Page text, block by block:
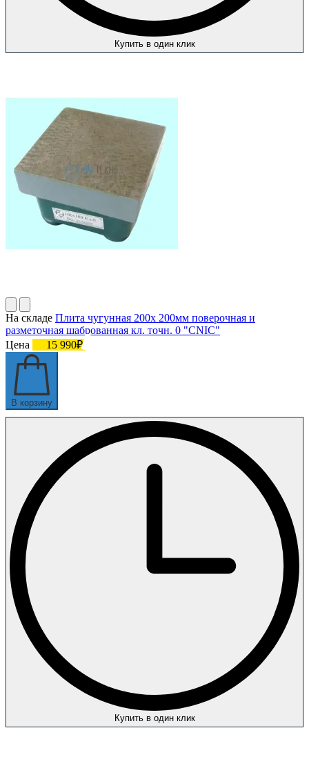
Купить в один клик
На складе Плита чугунная 200х 200мм поверочная и
разметочная шаброванная кл. точн. 0 "CNIC"
Цена
15 990₽
В корзину
Купить в один клик